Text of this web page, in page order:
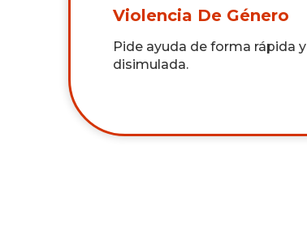
Violencia De Género
Pide ayuda de forma rápida y
disimulada.